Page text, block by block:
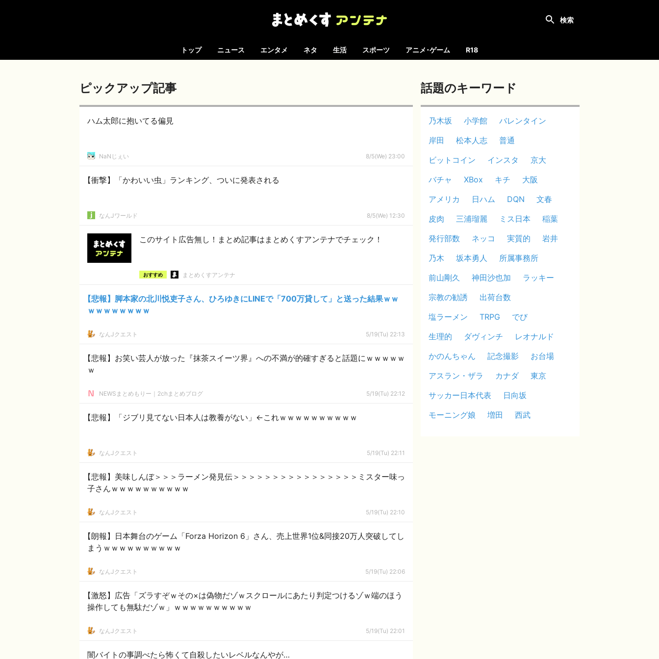
トップ ニュース エンタメ ネタ 生活 スポーツ アニメ･ゲーム R18
ピックアップ記事
ハム太郎に抱いてる偏見
NaNじぇい 8/5(We) 23:00
【衝撃】「かわいい虫」ランキング、ついに発表される
なんJワールド 8/5(We) 12:30
このサイト広告無し！まとめ記事はまとめくすアンテナでチェック！
おすすめ まとめくすアンテナ
【悲報】脚本家の北川悦吏子さん、ひろゆきにLINEで「700万貸して」と送った結果ｗｗ
ｗｗｗｗｗｗｗｗ
なんJクエスト 5/19(Tu) 22:13
【悲報】お笑い芸人が放った『抹茶スイーツ界』への不満が的確すぎると話題にｗｗｗｗｗ
ｗ
NEWSまとめもりー｜2chまとめブログ 5/19(Tu) 22:12
【悲報】「ジブリ見てない日本人は教養がない」←これｗｗｗｗｗｗｗｗｗｗ
なんJクエスト 5/19(Tu) 22:11
【悲報】美味しんぼ＞＞＞ラーメン発見伝＞＞＞＞＞＞＞＞＞＞＞＞＞＞＞＞ミスター味っ
子さんｗｗｗｗｗｗｗｗｗｗ
なんJクエスト 5/19(Tu) 22:10
【朗報】日本舞台のゲーム「Forza Horizon 6」さん、売上世界1位&同接20万人突破してし
まうｗｗｗｗｗｗｗｗｗｗ
なんJクエスト 5/19(Tu) 22:06
【激怒】広告「ズラすぞｗその×は偽物だゾｗスクロールにあたり判定つけるゾｗ端のほう
操作しても無駄だゾｗ」ｗｗｗｗｗｗｗｗｗｗ
なんJクエスト 5/19(Tu) 22:01
闇バイトの事調べたら怖くて自殺したいレベルなんやが…
話題のキーワード
乃木坂 小学館
バレンタイン
岸田
松本人志
普通
ビットコイン
インスタ
京大
バチャ
XBox キチ
大阪
アメリカ
日ハム DQN
文春
皮肉
三浦瑠麗 ミス日本
稲葉
発行部数
ネッコ 実質的
岩井
乃木
坂本勇人
所属事務所
前山剛久
神田沙也加
ラッキー
宗教の勧誘
出荷台数
塩ラーメン
TRPG
でび
生理的
ダヴィンチ
レオナルド
かのんちゃん
記念撮影
お台場
アスラン・ザラ
カナダ
東京
サッカー日本代表
日向坂
モーニング娘
増田 西武